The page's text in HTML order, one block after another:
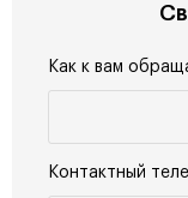
Как к вам
Контактный